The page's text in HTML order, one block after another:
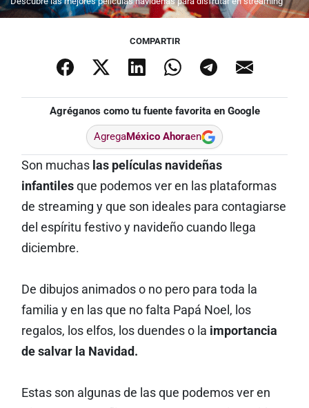
COMPARTIR
Agréganos como tu fuente favorita en Google
AgregaMéxico Ahoraen
Son muchaslas películas navideñas
infantilesque podemos ver en las plataformas
de streaming y que son ideales para contagiarse
del espíritu festivo y navideño cuando llega
diciembre.
De dibujos animados o no pero para toda la
familia y en las que no falta Papá Noel, los
regalos, los elfos, los duendes o la importancia
de salvar la Navidad.
Estas son algunas de las que podemos ver en